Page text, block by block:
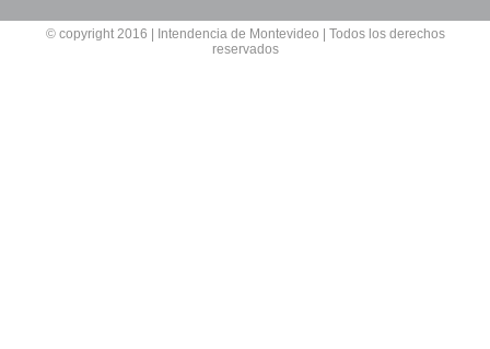
© copyright 2016 | Intendencia de Montevideo | Todos los derechos
reservados